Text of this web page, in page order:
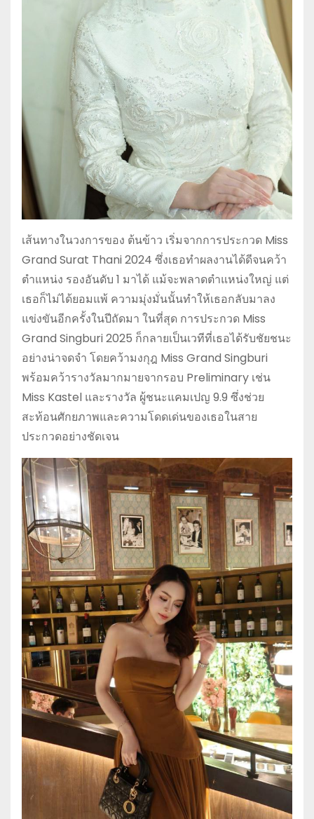
เส้นทางในวงการของ ต้นข้าว เริ่มจากการประกวด Miss
Grand Surat Thani 2024 ซึ่งเธอทำผลงานได้ดีจนคว้า
ตำแหน่ง รองอันดับ 1 มาได้ แม้จะพลาดตำแหน่งใหญ่ แต่
เธอก็ไม่ได้ยอมแพ้ ความมุ่งมั่นนั้นทำให้เธอกลับมาลง
แข่งขันอีกครั้งในปีถัดมา ในที่สุด การประกวด Miss
Grand Singburi2025 ก็กลายเป็นเวทีที่เธอได้รับชัยชนะ
อย่างน่าจดจำ โดยคว้ามงกุฎ Miss Grand Singburi
พร้อมคว้ารางวัลมากมายจากรอบ Preliminary เช่น
Miss Kastel และรางวัล ผู้ชนะแคมเปญ 9.9 ซึ่งช่วย
สะท้อนศักยภาพและความโดดเด่นของเธอในสาย
ประกวดอย่างชัดเจน